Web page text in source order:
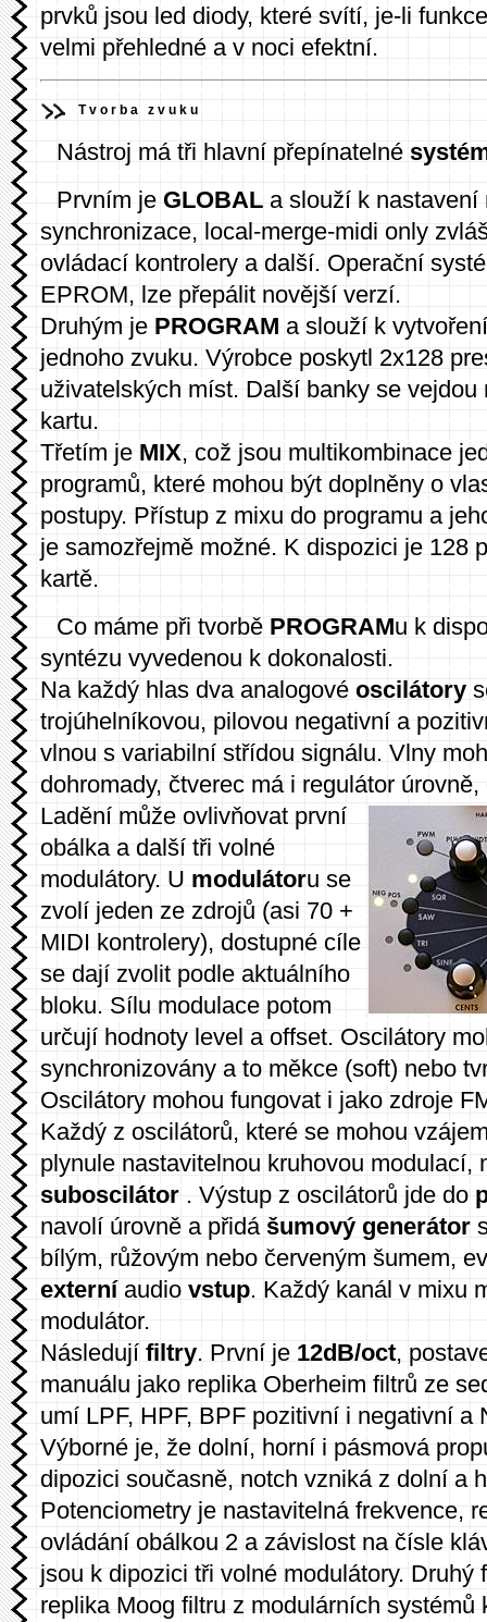
prvků jsou led diody, které svítí, je-li
velmi přehledné a v noci efektní.
Tvorba zvuku
Nástroj má tři hlavní přepínatelné
Prvním je GLOBAL a slouží k nastavení
synchronizace, local-merge-midi only
ovládací kontrolery a další. Operační
EPROM, lze přepálit novější verzí.
Druhým je PROGRAM a slouží k
jednoho zvuku. Výrobce poskytl 2x128
uživatelských míst. Další banky se vejdou
kartu.
Třetím je MIX, což jsou multikombinace
programů, které mohou být doplněny o
postupy. Přístup z mixu do programu a
je samozřejmě možné. K dispozici je 128
kartě.
Co máme při tvorbě PROGRAMu k
syntézu vyvedenou k dokonalosti.
Na každý hlas dva analogové oscilátory
trojúhelníkovou, pilovou negativní a
vlnou s variabilní střídou signálu. Vlny
dohromady, čtverec má i regulátor
Ladění může ovlivňovat první
obálka a další tři volné
modulátory. U modulátoru se
zvolí jeden ze zdrojů (asi 70 +
MIDI kontrolery), dostupné cíle
se dají zvolit podle aktuálního
bloku. Sílu modulace potom
určují hodnoty level a offset. Oscilátory
synchronizovány a to měkce (soft) nebo
Oscilátory mohou fungovat i jako zdroje
Každý z oscilátorů, které se mohou
plynule nastavitelnou kruhovou modulací,
suboscilátor . Výstup z oscilátorů jde do
navolí úrovně a přidá šumový generátor
bílým, růžovým nebo červeným šumem,
externíaudio vstup. Každý kanál v mixu
modulátor.
Následují filtry. První je 12dB/oct,
manuálu jako replika Oberheim filtrů ze
umí LPF, HPF, BPF pozitivní i negativní a
Výborné je, že dolní, horní i pásmová
dipozici současně, notch vzniká z dolní a
Potenciometry je nastavitelná frekvence,
ovládání obálkou 2 a závislost na čísle
jsou k dipozici tři volné modulátory. Druhý
replika Moog filtru z modulárních systémů